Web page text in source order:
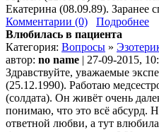
Екатерина (08.09.89). Заранее
Комментарии (0)
Подробнее
Влюбилась в пациента
Категория: Вопросы »
автор: no name | 27-09-2015,
Здравствуйте, уважаемые
(25.12.1990). Работаю
(солдата). Он живёт очень
понимаю, что это всё абсурд.
ответной любви, а тут